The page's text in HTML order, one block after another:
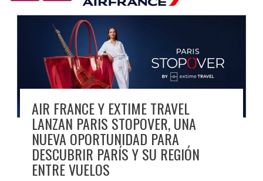
AIR FRANCE Y EXTIME TRAVEL
LANZAN PARIS STOPOVER, UNA
NUEVA OPORTUNIDAD PARA
DESCUBRIR PARÍS Y SU REGIÓN
ENTRE VUELOS